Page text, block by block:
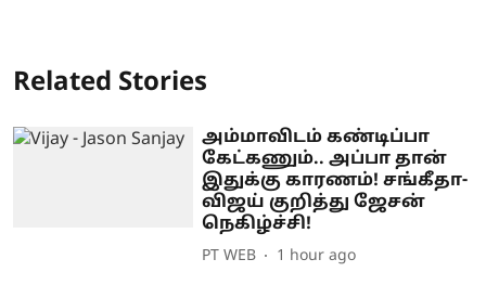
Related Stories
அம்மாவிடம் கண்டிப்பா
கேட்கணும்.. அப்பா தான்
இதுக்கு காரணம்! சங்கீதா-
விஜய் குறித்து ஜேசன்
நெகிழ்ச்சி!
PT WEB 1 hour ago